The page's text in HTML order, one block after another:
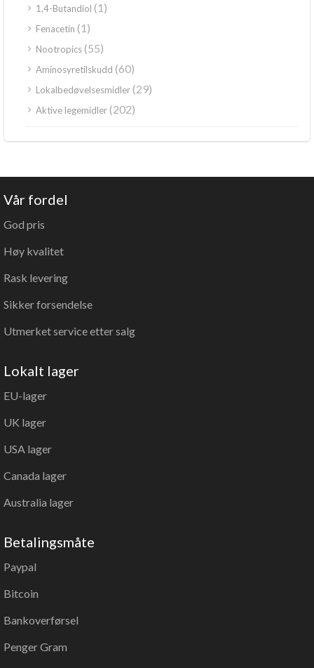
1,4-Butandiol (1)
Fenacetin (1)
Nootropics(55)
Aminosyretilskudd (60)
Lokalbedøvelsesmidler(29)
Aktive legemidler(202)
Vår fordel
God pris
Høy kvalitet
Rask levering
Sikker forsendelse
Utmerket service etter salg
Lokalt lager
EU-lager
UK lager
USA lager
Canada lager
Australia lager
Betalingsmåte
Paypal
Bitcoin
Bankoverførsel
Penger Gram